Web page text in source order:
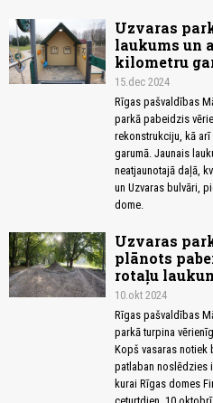
Uzvaras
laukums un
kilometru
15.dec 2024
Rīgas pašvaldības
parkā pabeidzis
rekonstrukciju, kā
garumā. Jaunais
neatjaunotajā daļā,
un Uzvaras bulvāri,
dome.
Uzvaras
plānots
rotaļu
10.okt 2024
Rīgas pašvaldības
parkā turpina
Kopš vasaras notiek
patlaban noslēdzies
kurai Rīgas domes